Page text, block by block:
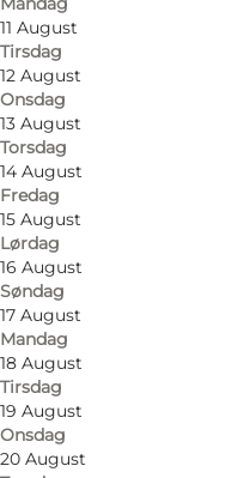
11 August
Tirsdag
12 August
Onsdag
13 August
Torsdag
14 August
Fredag
15 August
Lørdag
16 August
Søndag
17 August
Mandag
18 August
Tirsdag
19 August
Onsdag
20 August
Børnenes Museum
Start din tidsrejse i
baggårdens